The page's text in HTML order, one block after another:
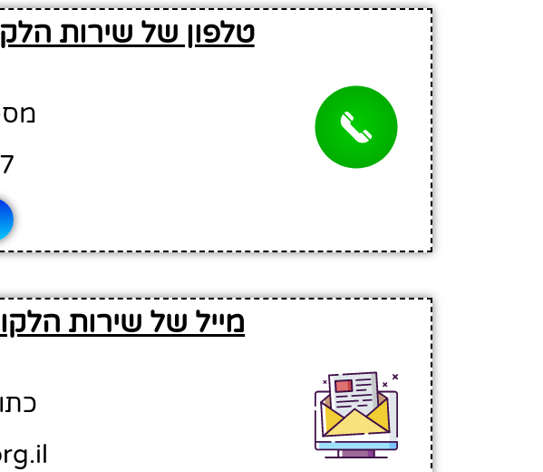
טלפון של שירות
מייל של שירות